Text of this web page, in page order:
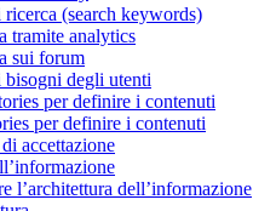
(search keywords)
tramite analytics
sui forum
degli utenti
per definire i contenuti
per definire i contenuti
accettazione
l’architettura dell’informazione